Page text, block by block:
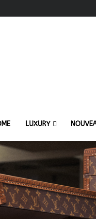
LUXURY